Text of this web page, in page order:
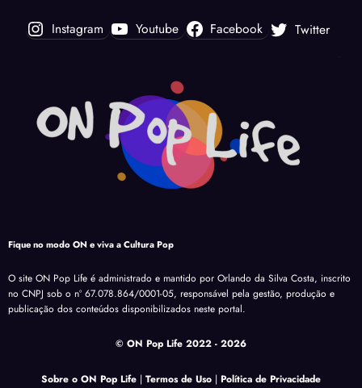
Instagram Youtube Facebook Twitter
Fique no modo ON e viva a Cultura Pop
O site ON Pop Life é administrado e mantido por Orlando da Silva Costa, inscrito
no CNPJ sob o nº 67.078.864/0001-05, responsável pela gestão, produção e
publicação dos conteúdos disponibilizados neste portal.
© ON Pop Life 2022 - 2026
Sobre o ON Pop Life | Termos de Uso | Política de Privacidade